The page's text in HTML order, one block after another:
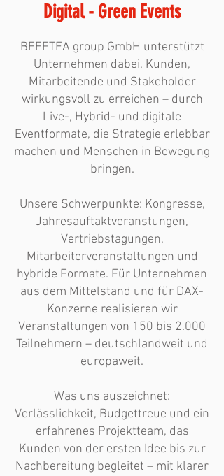
Digital - Green Events
BEEFTEA group GmbH unterstützt
Unternehmen dabei, Kunden,
Mitarbeitende und Stakeholder
wirkungsvoll zu erreichen – durch
Live-, Hybrid- und digitale
Eventformate, die Strategie erlebbar
machen und Menschen in Bewegung
bringen.
Unsere Schwerpunkte: Kongresse,
Jahresauftaktveranstungen,
Vertriebstagungen,
Mitarbeiterveranstaltungen und
hybride Formate. Für Unternehmen
aus dem Mittelstand und für DAX-
Konzerne realisieren wir
Veranstaltungen von 150 bis 2.000
Teilnehmern – deutschlandweit und
europaweit.
Was uns auszeichnet:
Verlässlichkeit, Budgettreue und ein
erfahrenes Projektteam, das
Kunden von der ersten Idee bis zur
Nachbereitung begleitet – mit klarer